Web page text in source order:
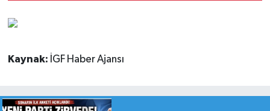
Kaynak: İGF Haber Ajansı